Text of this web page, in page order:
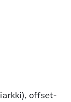
offset-